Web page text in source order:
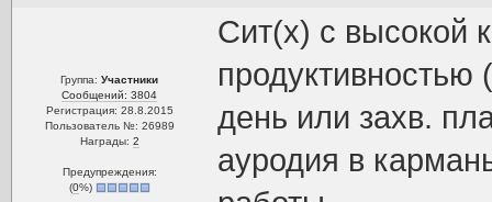
Группа:Участники
Сообщений: 3804
Регистрация: 28.8.2015
Пользователь №: 26989
Награды: 2
Предупреждения:
(0%)
Сит(х) с высокой
день или захв.
ауродия в